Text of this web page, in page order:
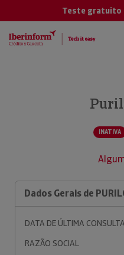
Teste gratuito
INATIVA
Dados Gerais de
DATA DE ÚLTIMA CONSULTA
RAZÃO SOCIAL